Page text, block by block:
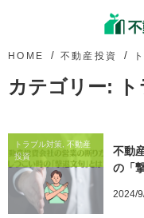
HOME 不動産投資
カテゴリー:
トラブル対策, 不動産
投資
不動
の「
2024/